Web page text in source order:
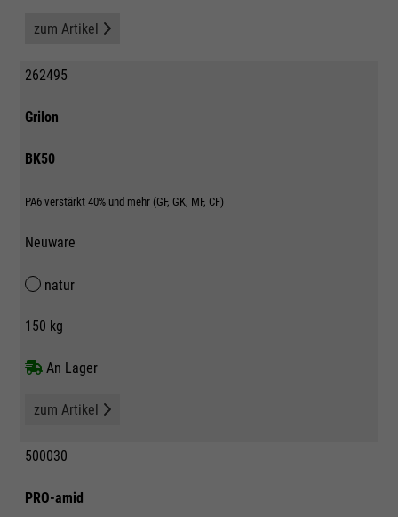
zum Artikel
262495
Grilon
BK50
PA6 verstärkt 40% und mehr (GF, GK, MF, CF)
Neuware
natur
150 kg
An Lager
zum Artikel
500030
PRO-amid